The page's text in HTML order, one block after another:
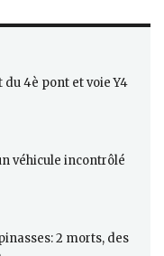
du 4è pont et voie Y4
véhicule incontrôlé
2 morts, des